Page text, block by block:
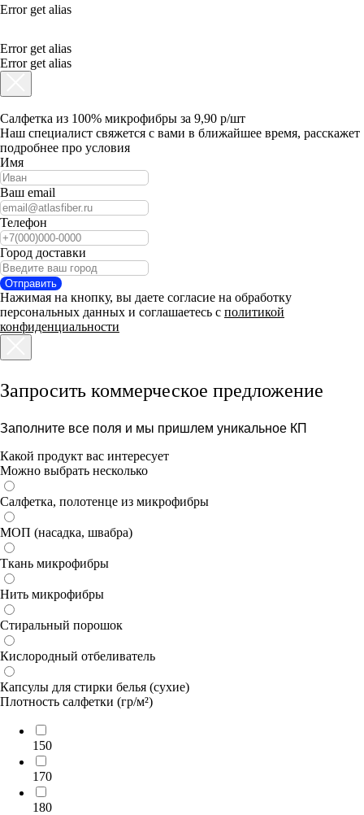
Error get alias
Error get alias
Error get alias
Салфетка из 100% микрофибры за 9,90 р/шт
Наш специалист свяжется с вами в ближайшее время, расскажет
подробнее про условия
Имя
Ваш email
Телефон
Город доставки
Отправить
Нажимая на кнопку, вы даете согласие на обработку
персональных данных и соглашаетесь c политикой
конфиденциальности
Запросить коммерческое предложение
Заполните все поля и мы пришлем уникальное КП
Какой продукт вас интересует
Можно выбрать несколько
Салфетка, полотенце из микрофибры
МОП (насадка, швабра)
Ткань микрофибры
Нить микрофибры
Стиральный порошок
Кислородный отбеливатель
Капсулы для стирки белья (сухие)
Плотность салфетки (гр/м²)
150
170
180